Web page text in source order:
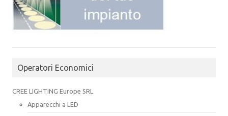
Operatori Economici
CREE LIGHTING Europe SRL
Apparecchi a LED